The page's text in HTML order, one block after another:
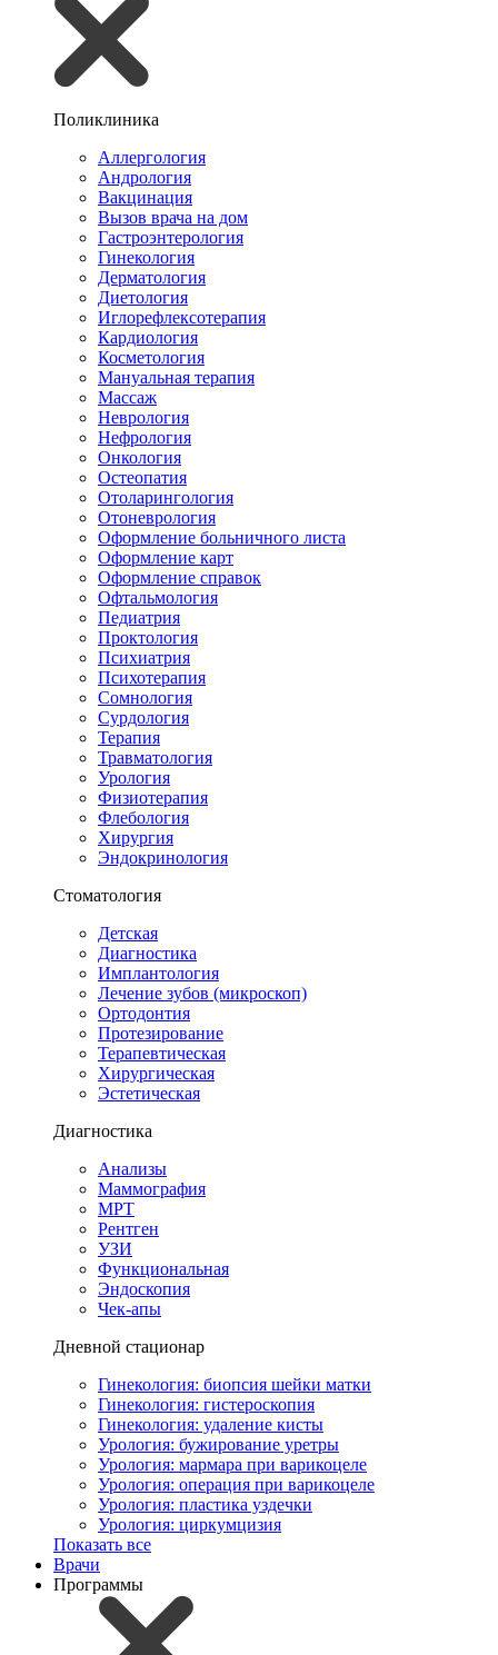
Поликлиника
Аллергология
Андрология
Вакцинация
Вызов врача на дом
Гастроэнтерология
Гинекология
Дерматология
Диетология
Иглорефлексотерапия
Кардиология
Косметология
Мануальная терапия
Массаж
Неврология
Нефрология
Онкология
Остеопатия
Отоларингология
Отоневрология
Оформление больничного листа
Оформление карт
Оформление справок
Офтальмология
Педиатрия
Проктология
Психиатрия
Психотерапия
Сомнология
Сурдология
Терапия
Травматология
Урология
Физиотерапия
Флебология
Хирургия
Эндокринология
Стоматология
Детская
Диагностика
Имплантология
Лечение зубов (микроскоп)
Ортодонтия
Протезирование
Терапевтическая
Хирургическая
Эстетическая
Диагностика
Анализы
Маммография
МРТ
Рентген
УЗИ
Функциональная
Эндоскопия
Чек-апы
Дневной стационар
Гинекология: биопсия шейки матки
Гинекология: гистероскопия
Гинекология: удаление кисты
Урология: бужирование уретры
Урология: мармара при варикоцеле
Урология: операция при варикоцеле
Урология: пластика уздечки
Урология: циркумцизия
Показать все
Врачи
Программы